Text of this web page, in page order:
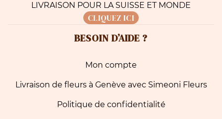
LIVRAISON POUR LA SUISSE ET MONDE
CLIQUEZ ICI
BESOIN D’AIDE ?
Mon compte
Livraison de fleurs à Genève avec Simeoni Fleurs
Politique de confidentialité